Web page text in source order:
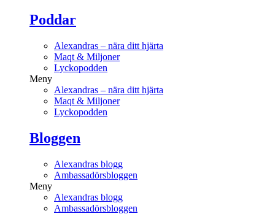
Poddar
Alexandras – nära ditt hjärta
Maqt & Miljoner
Lyckopodden
Meny
Alexandras – nära ditt hjärta
Maqt & Miljoner
Lyckopodden
Bloggen
Alexandras blogg
Ambassadörsbloggen
Meny
Alexandras blogg
Ambassadörsbloggen